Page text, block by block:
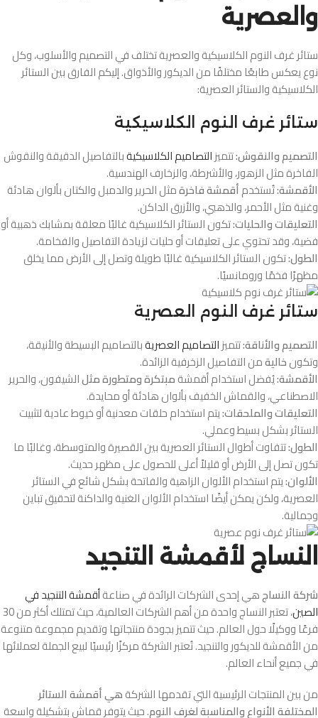
والعصرية
ستائر غرف النوم الكلاسيكية والعصرية تختلف في التصميم والأسلوب، وكل
نوع يعكس طابعًا مختلفًا من الديكور والأذواق. إليكم الفارق بين الستائر
الكلاسيكية والستائر العصرية:
ستائر غرف النوم الكلاسيكية
التصميم والنقوش:تتميزالتصاميم الكلاسيكيةبالتفاصيل الدقيقة والنقوش
الفاخرة مثل الزهور، والأشرطة، والزخارف الهندسية.
الأقمشة:تُستخدمأقمشة فاخرةمثل الحرير والدمبل والكتان بألوان هادئة
وغنية مثل الأحمر، والذهبي، والأزرق الداكن.
التعليقات والحليات:تكون الستائر الكلاسيكية غالبًا معلقة بمشابك ذهبية أو
فضية، وقد تحتوي على تعليقات أو حليات لزيادة التفاصيل والفخامة.
الطول:تكون الستائر الكلاسيكية غالبًا طويلة وتصل إلى الأرض مما يخلق
مظهرًا فخمًا ورومانسيًا.
ستائر غرف النوم العصرية
التصميم والأناقة:تتميزالتصاميم العصريةبالتصاميم البسيطة والأنيقة،
وتكونخاليةمن التفاصيل الزخرفية الزائدة.
الأقمشة:يُفضل استخدام أقمشةمبتكرة ومتطورة مثلالشيفون، والحرير
الاصطناعي، والقماش الخفيف بألوان هادئة أو محايدة.
التعليقات والملحقات:يتم استخدام حلقات معدنية أو خيوط عادية لتثبيت
الستائر بشكل بسيط وعملي.
الطول:تتفاوت أطوال الستائر العصرية بين القصيرة والمتوسطة، وغالبًا ما
تكون تصل إلى الأرض أو قليلاً أعلى للحصول على مظهر حديث.
الألوان:يتم استخدام الألوان الزاهية والفاتحة بشكل شائع في الستائر
العصرية، ولكن يمكن أيضًا استخدام الألوان الغنية والداكنة لتحقيق تباين
وجمالية.
النساج لأقمشة التنجيد
شركة النساجهي إحدى الشركات الرائدة في صناعةأقمشة التنجيد في
الصين
، تعتبر النساج واحدة من أهم الشركات العالمية، حيث تمتلك أكثر من 30
فرعًا ووكيلًا حول العالم. حيث تتميز بجودة منتجاتها وتقديم مجموعة متنوعة
من الأقمشة للديكور والتنجيد. تُعتبر الشركة مركزًا رئيسيًا لبيع الجملة لعملائها
في جميع أنحاء العالم.
من بين المنتجات الرئيسية التي تقدمها الشركةهي أقمشة الستائر
المختلفة الأنواع والمناسبة لغرف النوم. حيث يتوفر قماش بتشكيلة واسعة